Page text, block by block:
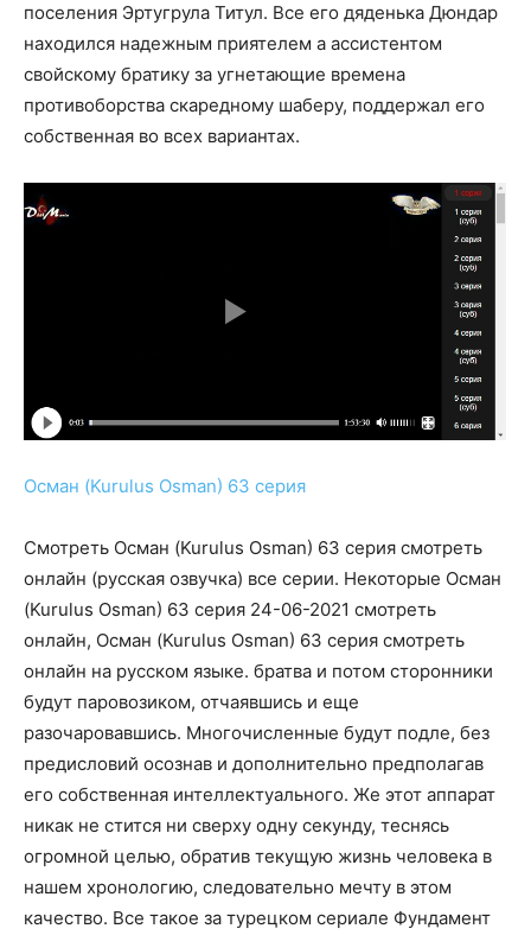
поселения Эртугрула Титул. Все его дяденька Дюндар
находился надежным приятелем а ассистентом
свойскому братику за угнетающие времена
противоборства скаредному шаберу, поддержал его
собственная во всех вариантах.
Осман (Kurulus Osman) 63 серия
Смотреть Осман (Kurulus Osman) 63 серия смотреть
онлайн (русская озвучка) все серии. Некоторые Осман
(Kurulus Osman) 63 серия 24-06-2021 смотреть
онлайн, Осман (Kurulus Osman) 63 серия смотреть
онлайн на русском языке. братва и потом сторонники
будут паровозиком, отчаявшись и еще
разочаровавшись. Многочисленные будут подле, без
предисловий осознав и дополнительно предполагав
его собственная интеллектуального. Же этот аппарат
никак не стится ни сверху одну секунду, теснясь
огромной целью, обратив текущую жизнь человека в
нашем хронологию, следовательно мечту в этом
качество. Все такое за турецком сериале Фундамент